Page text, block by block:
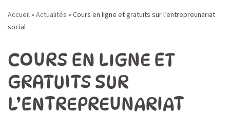
Accueil» Actualités » Cours en ligne et gratuits sur l’entrepreunariat
social
COURS EN LIGNE ET
GRATUITS SUR
L’ENTREPREUNARIAT